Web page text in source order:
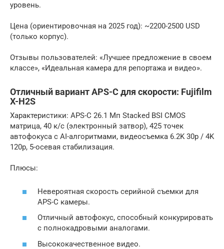
уровень.
Цена (ориентировочная на 2025 год): ~2200-2500 USD
(только корпус).
Отзывы пользователей: «Лучшее предложение в своем
классе», «Идеальная камера для репортажа и видео».
Отличный вариант APS-C для скорости: Fujifilm
X-H2S
Характеристики: APS-C 26.1 Мп Stacked BSI CMOS
матрица, 40 к/с (электронный затвор), 425 точек
автофокуса с AI-алгоритмами, видеосъемка 6.2K 30p / 4K
120p, 5-осевая стабилизация.
Плюсы:
Невероятная скорость серийной съемки для
APS-C камеры.
Отличный автофокус, способный конкурировать
с полнокадровыми аналогами.
Высококачественное видео.